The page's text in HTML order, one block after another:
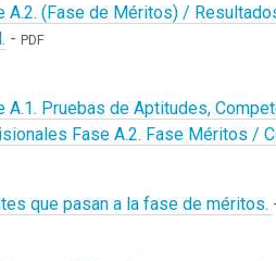
A.2. (Fase de Méritos) /
- PDF
Pruebas de Aptitudes,
Fase A.2. Fase Méritos /
que pasan a la fase de méritos.